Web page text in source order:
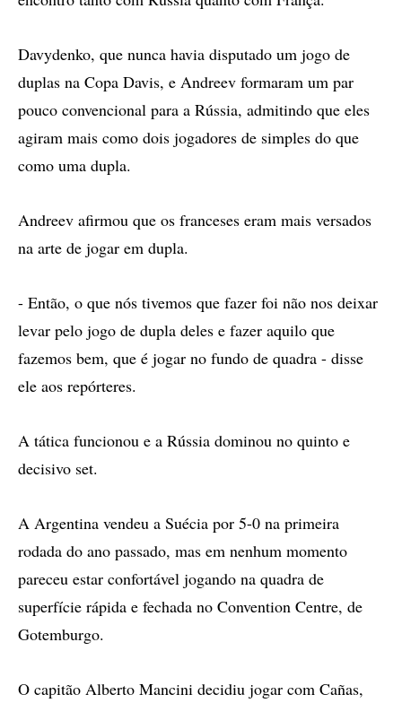
Davydenko, que nunca havia disputado um jogo de
duplas na Copa Davis, e Andreev formaram um par
pouco convencional para a Rússia, admitindo que eles
agiram mais como dois jogadores de simples do que
como uma dupla.
Andreev afirmou que os franceses eram mais versados
na arte de jogar em dupla.
- Então, o que nós tivemos que fazer foi não nos deixar
levar pelo jogo de dupla deles e fazer aquilo que
fazemos bem, que é jogar no fundo de quadra - disse
ele aos repórteres.
A tática funcionou e a Rússia dominou no quinto e
decisivo set.
A Argentina vendeu a Suécia por 5-0 na primeira
rodada do ano passado, mas em nenhum momento
pareceu estar confortável jogando na quadra de
superfície rápida e fechada no Convention Centre, de
Gotemburgo.
O capitão Alberto Mancini decidiu jogar com Cañas,